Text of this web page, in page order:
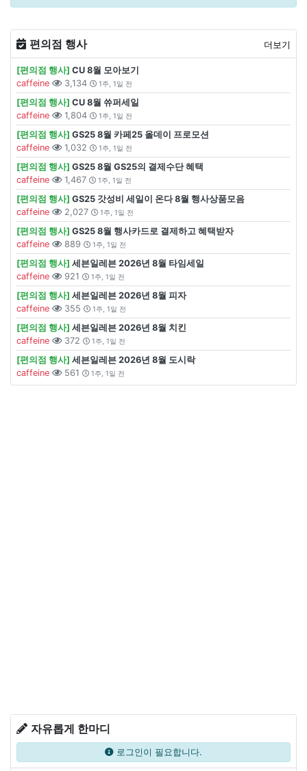
편의점 행사 더보기
[편의점 행사] CU 8월 모아보기
caffeine
3,134 1주, 1일 전
[편의점 행사] CU 8월 쓔퍼세일
caffeine
1,804 1주, 1일 전
[편의점 행사] GS25 8월 카페25 올데이 프로모션
caffeine
1,032 1주, 1일 전
[편의점 행사] GS25 8월 GS25의 결제수단 혜택
caffeine
1,467 1주, 1일 전
[편의점 행사] GS25 갓성비 세일이 온다 8월 행사상품모음
caffeine
2,027 1주, 1일 전
[편의점 행사] GS25 8월 행사카드로 결제하고 혜택받자
caffeine
889 1주, 1일 전
[편의점 행사] 세븐일레븐 2026년 8월 타임세일
caffeine
921 1주, 1일 전
[편의점 행사] 세븐일레븐 2026년 8월 피자
caffeine
355 1주, 1일 전
[편의점 행사] 세븐일레븐 2026년 8월 치킨
caffeine
372 1주, 1일 전
[편의점 행사] 세븐일레븐 2026년 8월 도시락
caffeine
561 1주, 1일 전
자유롭게 한마디
로그인이 필요합니다.